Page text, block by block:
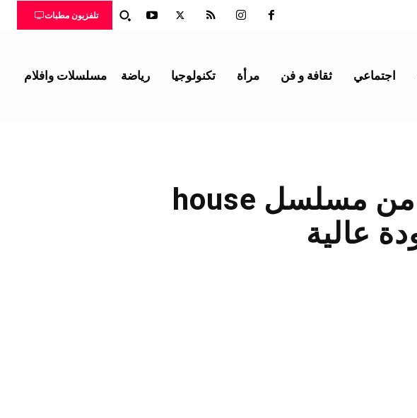
تلفزيون مطبات
اجتماعي ثقافة و فن مرأة تكنولوجيا رياضة مسلسلات وافلام
شاهد أون لاين الحلقة الثامن من مسلسل house